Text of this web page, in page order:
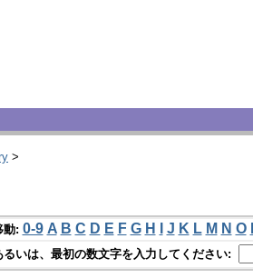
>
動: 0-9 A B C D E F G H J K L M N O
るいは、最初の数文字を入力してください: